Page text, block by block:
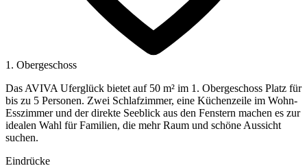
1. Obergeschoss
Das AVIVA Uferglück bietet auf 50 m² im 1. Obergeschoss Platz für
bis zu 5 Personen. Zwei Schlafzimmer, eine Küchenzeile im Wohn-
Esszimmer und der direkte Seeblick aus den Fenstern machen es zur
idealen Wahl für Familien, die mehr Raum und schöne Aussicht
suchen.
Eindrücke